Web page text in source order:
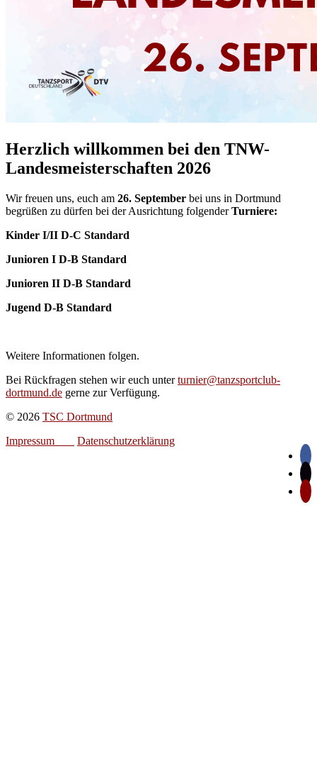
Herzlich willkommen bei den TNW-
Landesmeisterschaften 2026
Wir freuen uns, euch am 26. September bei uns in Dortmund
begrüßen zu dürfen bei der Ausrichtung folgenderTurniere:
Kinder I/II D-C Standard
Junioren I D-B Standard
Junioren II D-B Standard
Jugend D-B Standard
Weitere Informationen folgen.
Bei Rückfragen stehen wir euch unterturnier@tanzsportclub-
dortmund.de gerne zur Verfügung.
© 2026 TSC Dortmund
Impressum
Datenschutzerklärung